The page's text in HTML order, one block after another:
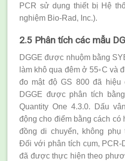
PCR sử dụng thiết bị Hệ
nghiệm Bio-Rad, Inc.).
2.5 Phân tích các mẫu
DGGE được nhuộm bằng
làm khô qua đêm ở 55◦C và
đo mật độ GS 800 đã hiệu
DGGE được phân tích
Quantity One 4.3.0. Dấu
động cho điểm bằng cách có
đồng di chuyển, không
Đối với phân tích cụm, PCR-
đã được thực hiện theo